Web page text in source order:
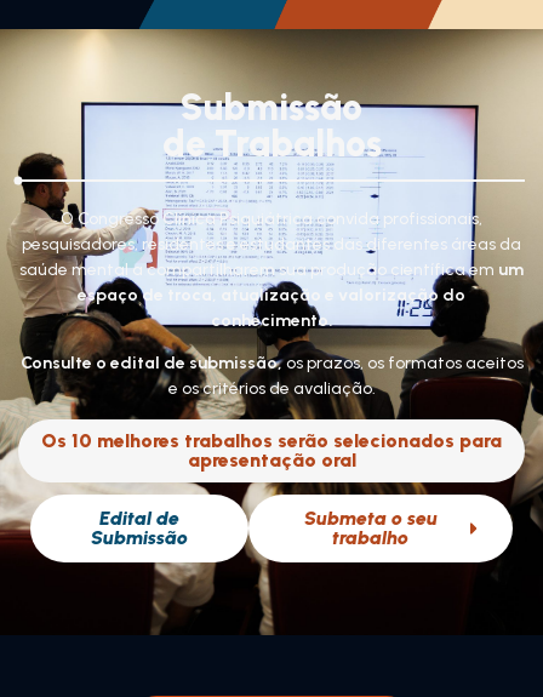
Submissão
de Trabalhos
O Congresso Clínica Psiquiátrica convida profissionais,
pesquisadores, residentes e estudantes das diferentes áreas da
saúde mental a compartilharem sua produção científica em um
espaço de troca, atualização e valorização do
conhecimento.
Consulte o edital de submissão,os prazos, os formatos aceitos
e os critérios de avaliação.
Os 10 melhores trabalhos serão selecionados para
apresentação oral
Edital de
Submissão
Submeta o seu
trabalho